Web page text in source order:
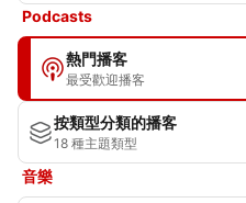
Podcasts
熱門播客
最受歡迎播客
按類型分類的播客
18 種主題類型
音樂